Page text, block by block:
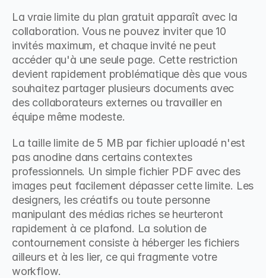
La vraie limite du plan gratuit apparaît avec la
collaboration. Vous ne pouvez inviter que 10
invités maximum, et chaque invité ne peut
accéder qu'à une seule page. Cette restriction
devient rapidement problématique dès que vous
souhaitez partager plusieurs documents avec
des collaborateurs externes ou travailler en
équipe même modeste.
La taille limite de 5 MB par fichier uploadé n'est
pas anodine dans certains contextes
professionnels. Un simple fichier PDF avec des
images peut facilement dépasser cette limite. Les
designers, les créatifs ou toute personne
manipulant des médias riches se heurteront
rapidement à ce plafond. La solution de
contournement consiste à héberger les fichiers
ailleurs et à les lier, ce qui fragmente votre
workflow.